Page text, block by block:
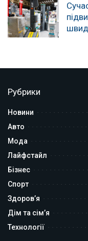
Рубрики
Новини
Авто
Мода
Лайфстайл
Бізнес
Спорт
Здоров’я
Дім та сім’я
Технології